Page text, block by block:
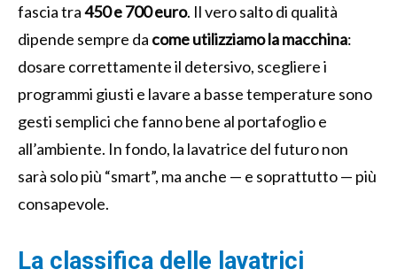
fascia tra450 e 700 euro. Il vero salto di qualità
dipende sempre da come utilizziamo la macchina:
dosare correttamente il detersivo, scegliere i
programmi giusti e lavare a basse temperature sono
gesti semplici che fanno bene al portafoglio e
all’ambiente. In fondo, la lavatrice del futuro non
sarà solo più “smart”, ma anche — e soprattutto — più
consapevole.
La classifica delle lavatrici